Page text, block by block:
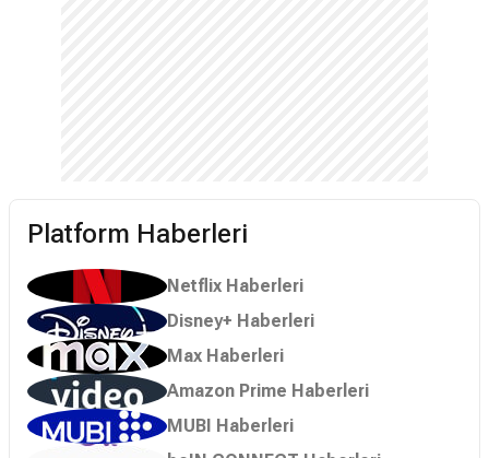
Platform Haberleri
Netflix Haberleri
Disney+ Haberleri
Max Haberleri
Amazon Prime Haberleri
MUBI Haberleri